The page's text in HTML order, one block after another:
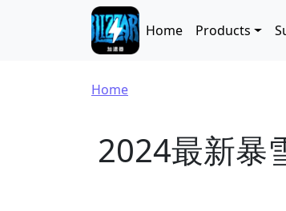
Skip to main content
Main navigation
Home Products
Breadcrumb
Home
2024最新暴